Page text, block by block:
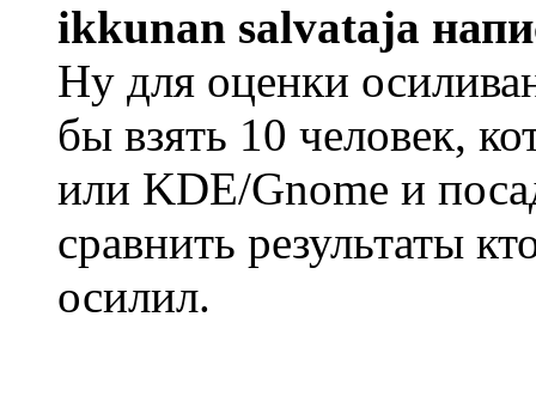
ikkunan salvataja
Ну для оценки
бы взять 10 человек,
или KDE/Gnome и
сравнить результаты
осилил.